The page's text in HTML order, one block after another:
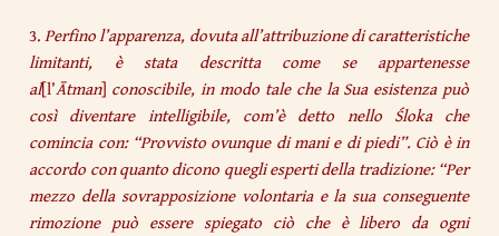
3.Perfino l’apparenza, dovuta all’attribuzione di caratteristiche
limitanti, è stata descritta come se appartenesse
al[l’Ātman] conoscibile, in modo tale che la Sua esistenza può
così diventare intelligibile, com’è detto nello Śloka che
comincia con: “Provvisto ovunque di mani e di piedi”. Ciò è in
accordo con quanto dicono quegli esperti della tradizione: “Per
mezzo della sovrapposizione volontaria e la sua conseguente
rimozione può essere spiegato ciò che è libero da ogni